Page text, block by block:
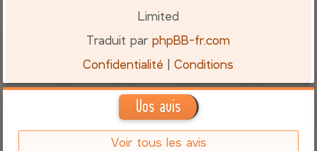
Limited
Traduit parphpBB-fr.com
Confidentialité |Conditions
Vos avis
Voir tous les avis